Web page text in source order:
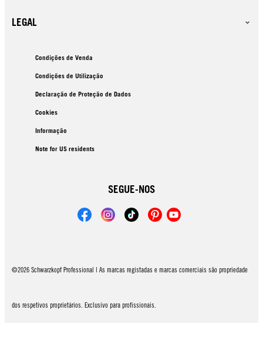
LEGAL
Condições de Venda
Condições de Utilização
Declaração de Proteção de Dados
Cookies
Informação
Note for US residents
SEGUE-NOS
©2026 Schwarzkopf Professional | As marcas registadas e marcas comerciais são propriedade
dos respetivos proprietários. Exclusivo para profissionais.